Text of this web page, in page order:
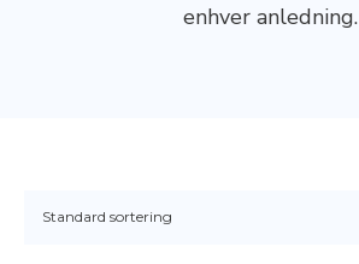
enhver anledning.